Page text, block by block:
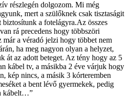
részlegén dolgozom. Mi még
mert a szülőknek csak tisztaságit
a fotelágyra.Az összes
rá precedens hogy többszöri
már a véradó jelzi hogy többet nem
ha meg nagyon olyan a helyzet,
át az adott beteget. Az tény hogy az 5
kábel tv, a másikba 2 éve várjuk hogy
kép nincs, a másik 3 kórteremben
a bent lévő gyermekek, pedig
kábelt…”